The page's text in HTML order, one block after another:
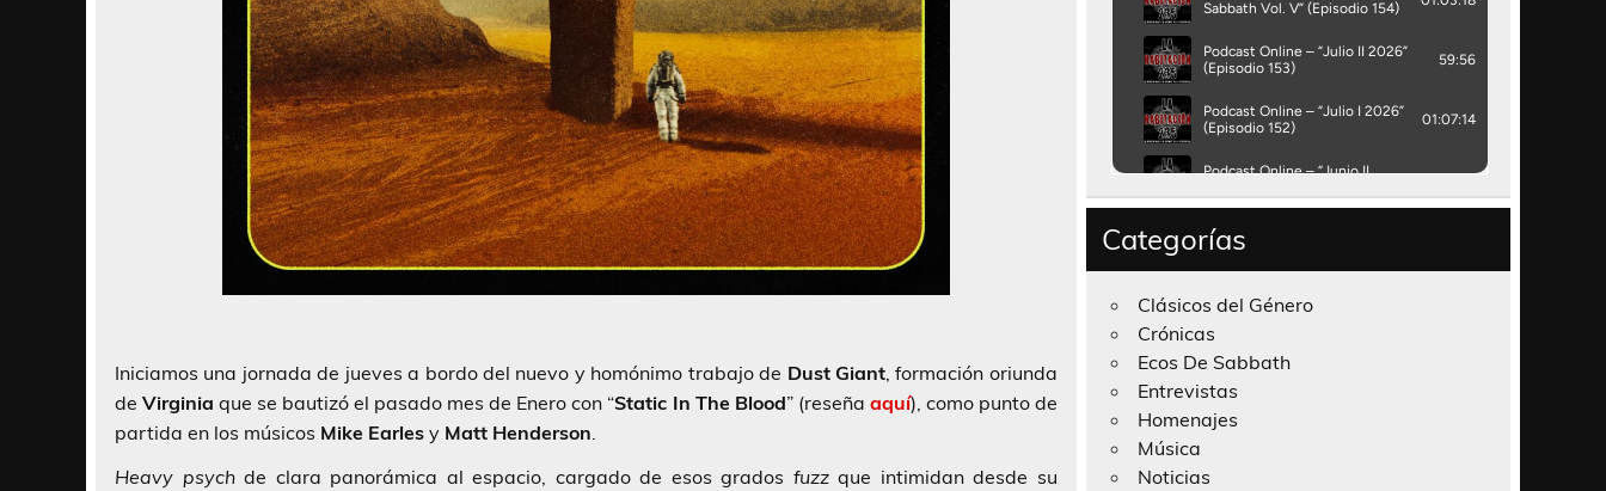
Iniciamos una jornada de jueves a bordo del nuevo y homónimo trabajo de Dust Giant, formación oriunda
deVirginia que se bautizó el pasado mes de Enero con “Static In The Blood” (reseña aquí), como punto de
partida en los músicos Mike Earles y Matt Henderson.
Heavy psychde clara panorámica al espacio, cargado de esos grados fuzzque intimidan desde su
Categorías
Clásicos del Género
Crónicas
Ecos De Sabbath
Entrevistas
Homenajes
Música
Noticias